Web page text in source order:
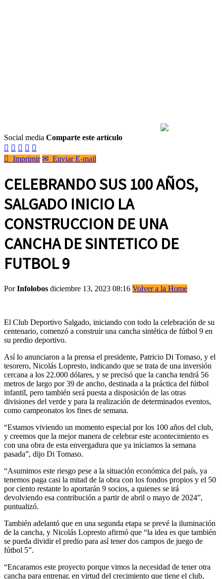
Social media Comparte este artículo
    
 Imprimir ✉ Enviar E-mail
CELEBRANDO SUS 100 AÑOS,
SALGADO INICIO LA
CONSTRUCCION DE UNA
CANCHA DE SINTETICO DE
FUTBOL 9
PorInfolobos diciembre 13, 2023 08:16 Volver a la Home
El Club Deportivo Salgado, iniciando con todo la celebración de su
centenario, comenzó a construir una cancha sintética de fútbol 9 en
su predio deportivo.
Así lo anunciaron a la prensa el presidente, Patricio Di Tomaso, y el
tesorero, Nicolás Lopresto, indicando que se trata de una inversión
cercana a los 22.000 dólares, y se precisó que la cancha tendrá 56
metros de largo por 39 de ancho, destinada a la práctica del fútbol
infantil, pero también será puesta a disposición de las otras
divisiones del verde y para la realización de determinados eventos,
como campeonatos los fines de semana.
“Estamos viviendo un momento especial por los 100 años del club,
y creemos que la mejor manera de celebrar este acontecimiento es
con una obra de esta envergadura que ya iniciamos la semana
pasada”, dijo Di Tomaso.
“Asumimos este riesgo pese a la situación económica del país, ya
tenemos paga casi la mitad de la obra con los fondos propios y el 50
por ciento restante lo aportarán 9 socios, a quienes se irá
devolviendo esa contribución a partir de abril o mayo de 2024”,
puntualizó.
También adelantó que en una segunda etapa se prevé la iluminación
de la cancha, y Nicolás Lopresto afirmó que “la idea es que también
se pueda dividir el predio para así tener dos campos de juego de
fútbol 5”.
“Encaramos este proyecto porque vimos la necesidad de tener otra
cancha para entrenar, en virtud del crecimiento que tiene el club,